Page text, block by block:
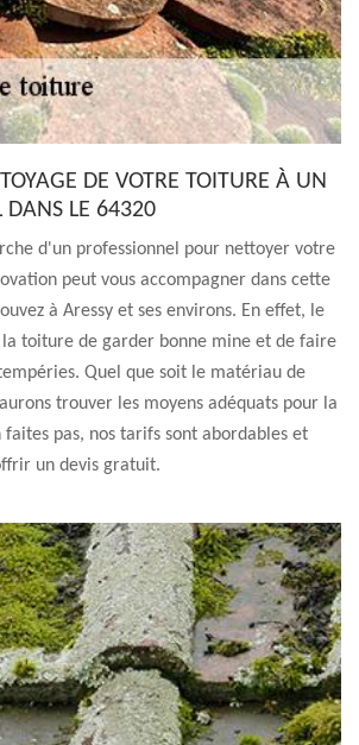
DE VOTRE TOITURE À UN
DANS LE 64320
d'un professionnel pour nettoyer votre
peut vous accompagner dans cette
à Aressy et ses environs. En effet, le
toiture de garder bonne mine et de faire
Quel que soit le matériau de
trouver les moyens adéquats pour la
faites pas, nos tarifs sont abordables et
un devis gratuit.